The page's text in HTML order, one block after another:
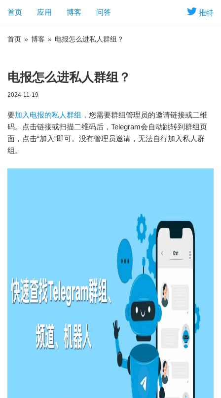
推特
首页 应用 博客 问答
首页 » 博客 » 电报怎么进私人群组？
电报怎么进私人群组？
2024-11-19
要加入电报的私人群组 ，您需要群组管理员的邀请链接或二维
码。点击链接或扫描二维码后，Telegram会自动跳转到群组页
面，点击“加入”即可。没有管理员邀请，无法自行加入私人群
组。